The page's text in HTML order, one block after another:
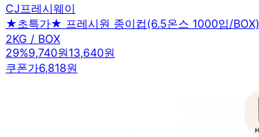
CJ프레시웨이
★초특가★ 프레시원 종이컵(6.5온스 1000입/BOX)
2KG / BOX
29%9,740원13,640원
쿠폰가6,818원